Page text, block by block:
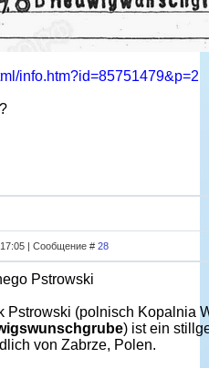
info.htm?id=85751479&p=2
| Сообщение # 28
Pstrowski
Pstrowski (polnisch Kopalnia
) ist ein
von Zabrze, Polen.